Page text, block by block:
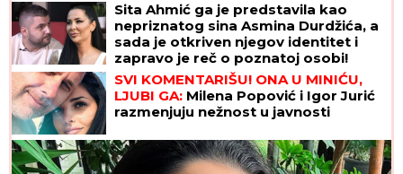
Sita Ahmić ga je predstavila kao
nepriznatog sina Asmina Durdžića, a
sada je otkriven njegov identitet i
zapravo je reč o poznatoj osobi!
SVI KOMENTARIŠU! ONA U MINIĆU,
LJUBI GA: Milena Popović i Igor Jurić
razmenjuju nežnost u javnosti